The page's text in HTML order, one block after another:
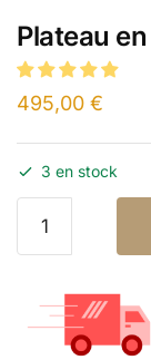
Plateau
495,00 €
3 en stock